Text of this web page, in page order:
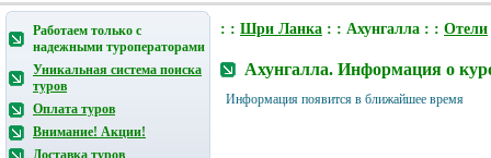
Работаем только с
надежными туроператорами
Уникальная система поиска
туров
Оплата туров
Внимание! Акции!
Доставка туров
: : Шри Ланка : : Ахунгалла : : Отели
Ахунгалла. Информация о
Информация появится в ближайшее время